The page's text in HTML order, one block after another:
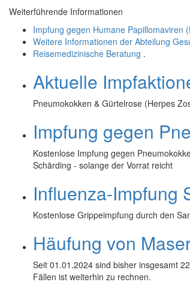
Weiterführende Informationen
Impfung gegen Humane Papillomaviren
Weitere Informationen der Abteilung
Reisemedizinische Beratung .
Aktuelle
Pneumokokken & Gürtelrose (Herpes
Impfung gegen
Kostenlose Impfung gegen
Schärding - solange der Vorrat reicht
Influenza-Impfung
Kostenlose Grippeimpfung durch den
Häufung von
Seit 01.01.2024 sind bisher insgesamt
Fällen ist weiterhin zu rechnen.